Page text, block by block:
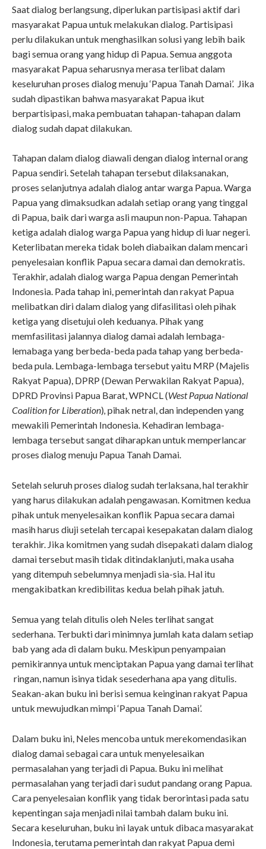
Saat dialog berlangsung, diperlukan partisipasi aktif dari
masyarakat Papua untuk melakukan dialog. Partisipasi
perlu dilakukan untuk menghasilkan solusi yang lebih baik
bagi semua orang yang hidup di Papua. Semua anggota
masyarakat Papua seharusnya merasa terlibat dalam
keseluruhan proses dialog menuju ‘Papua Tanah Damai’. Jika
sudah dipastikan bahwa masyarakat Papua ikut
berpartisipasi, maka pembuatan tahapan-tahapan dalam
dialog sudah dapat dilakukan.
Tahapan dalam dialog diawali dengan dialog internal orang
Papua sendiri. Setelah tahapan tersebut dilaksanakan,
proses selanjutnya adalah dialog antar warga Papua. Warga
Papua yang dimaksudkan adalah setiap orang yang tinggal
di Papua, baik dari warga asli maupun non-Papua. Tahapan
ketiga adalah dialog warga Papua yang hidup di luar negeri.
Keterlibatan mereka tidak boleh diabaikan dalam mencari
penyelesaian konflik Papua secara damai dan demokratis.
Terakhir, adalah dialog warga Papua dengan Pemerintah
Indonesia. Pada tahap ini, pemerintah dan rakyat Papua
melibatkan diri dalam dialog yang difasilitasi oleh pihak
ketiga yang disetujui oleh keduanya. Pihak yang
memfasilitasi jalannya dialog damai adalah lembaga-
lemabaga yang berbeda-beda pada tahap yang berbeda-
beda pula. Lembaga-lembaga tersebut yaitu MRP (Majelis
Rakyat Papua), DPRP (Dewan Perwakilan Rakyat Papua),
DPRD Provinsi Papua Barat, WPNCL (West Papua National
Coalition for Liberation), pihak netral, dan independen yang
mewakili Pemerintah Indonesia. Kehadiran lembaga-
lembaga tersebut sangat diharapkan untuk memperlancar
proses dialog menuju Papua Tanah Damai.
Setelah seluruh proses dialog sudah terlaksana, hal terakhir
yang harus dilakukan adalah pengawasan. Komitmen kedua
pihak untuk menyelesaikan konflik Papua secara damai
masih harus diuji setelah tercapai kesepakatan dalam dialog
terakhir. Jika komitmen yang sudah disepakati dalam dialog
damai tersebut masih tidak ditindaklanjuti, maka usaha
yang ditempuh sebelumnya menjadi sia-sia. Hal itu
mengakibatkan kredibilitas kedua belah pihak jatuh.
Semua yang telah ditulis oleh Neles terlihat sangat
sederhana. Terbukti dari minimnya jumlah kata dalam setiap
bab yang ada di dalam buku. Meskipun penyampaian
pemikirannya untuk menciptakan Papua yang damai terlihat
ringan, namun isinya tidak sesederhana apa yang ditulis.
Seakan-akan buku ini berisi semua keinginan rakyat Papua
untuk mewujudkan mimpi ‘Papua Tanah Damai’.
Dalam buku ini, Neles mencoba untuk merekomendasikan
dialog damai sebagai cara untuk menyelesaikan
permasalahan yang terjadi di Papua. Buku ini melihat
permasalahan yang terjadi dari sudut pandang orang Papua.
Cara penyelesaian konflik yang tidak berorintasi pada satu
kepentingan saja menjadi nilai tambah dalam buku ini.
Secara keseluruhan, buku ini layak untuk dibaca masyarakat
Indonesia, terutama pemerintah dan rakyat Papua demi